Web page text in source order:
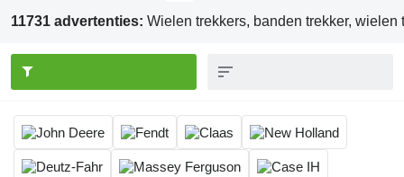
11731 advertenties: Wielen trekkers, banden trekker, wielen